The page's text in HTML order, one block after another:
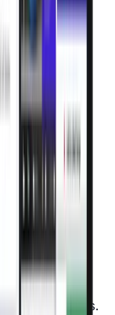
die Details.